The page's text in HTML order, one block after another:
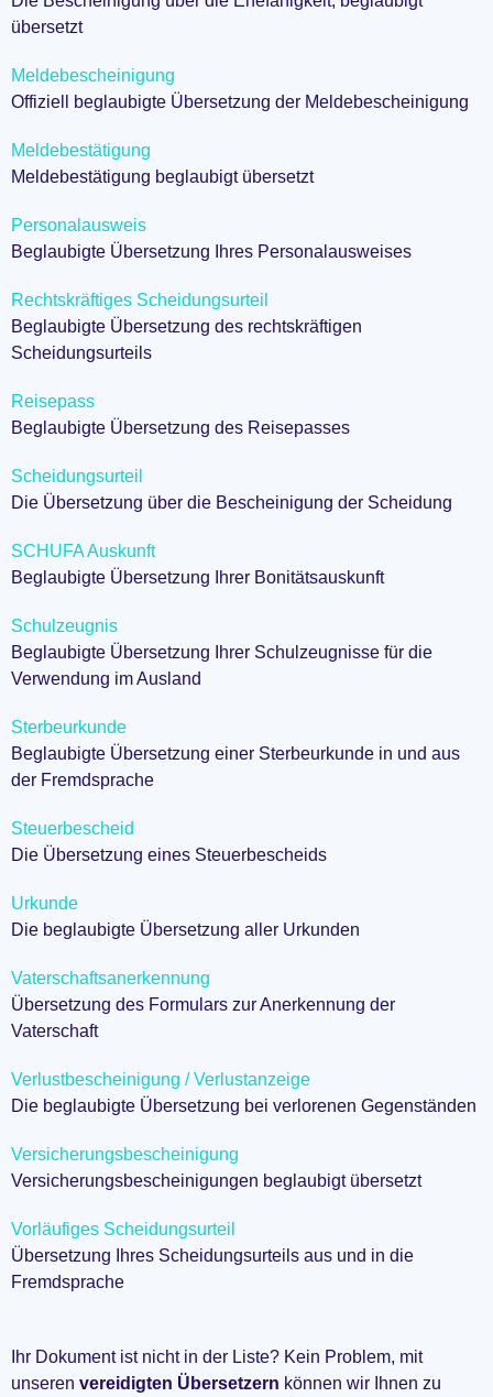
übersetzt
Meldebescheinigung
Offiziell beglaubigte Übersetzung der Meldebescheinigung
Meldebestätigung
Meldebestätigung beglaubigt übersetzt
Personalausweis
Beglaubigte Übersetzung Ihres Personalausweises
Rechtskräftiges Scheidungsurteil
Beglaubigte Übersetzung des rechtskräftigen
Scheidungsurteils
Reisepass
Beglaubigte Übersetzung des Reisepasses
Scheidungsurteil
Die Übersetzung über die Bescheinigung der Scheidung
SCHUFA Auskunft
Beglaubigte Übersetzung Ihrer Bonitätsauskunft
Schulzeugnis
Beglaubigte Übersetzung Ihrer Schulzeugnisse für die
Verwendung im Ausland
Sterbeurkunde
Beglaubigte Übersetzung einer Sterbeurkunde in und aus
der Fremdsprache
Steuerbescheid
Die Übersetzung eines Steuerbescheids
Urkunde
Die beglaubigte Übersetzung aller Urkunden
Vaterschaftsanerkennung
Übersetzung des Formulars zur Anerkennung der
Vaterschaft
Verlustbescheinigung / Verlustanzeige
Die beglaubigte Übersetzung bei verlorenen Gegenständen
Versicherungsbescheinigung
Versicherungsbescheinigungen beglaubigt übersetzt
Vorläufiges Scheidungsurteil
Übersetzung Ihres Scheidungsurteils aus und in die
Fremdsprache
Ihr Dokument ist nicht in der Liste? Kein Problem, mit
unseren vereidigten Übersetzern können wir Ihnen zu